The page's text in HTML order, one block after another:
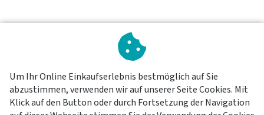
Um Ihr Online Einkaufserlebnis bestmöglich auf Sie
abzustimmen, verwenden wir auf unserer Seite Cookies. Mit
Klick auf den Button oder durch Fortsetzung der Navigation